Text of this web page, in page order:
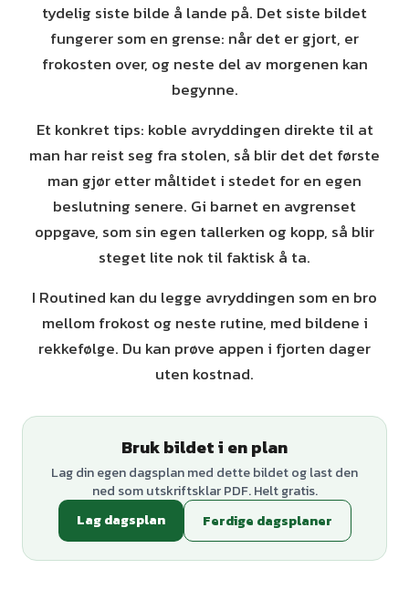
tydelig siste bilde å lande på. Det siste bildet
fungerer som en grense: når det er gjort, er
frokosten over, og neste del av morgenen kan
begynne.
Et konkret tips: koble avryddingen direkte til at
man har reist seg fra stolen, så blir det det første
man gjør etter måltidet i stedet for en egen
beslutning senere. Gi barnet en avgrenset
oppgave, som sin egen tallerken og kopp, så blir
steget lite nok til faktisk å ta.
I Routined kan du legge avryddingen som en bro
mellom frokost og neste rutine, med bildene i
rekkefølge. Du kan prøve appen i fjorten dager
uten kostnad.
Bruk bildet i en plan
Lag din egen dagsplan med dette bildet og last den
ned som utskriftsklar PDF. Helt gratis.
Lag dagsplan
Ferdige dagsplaner